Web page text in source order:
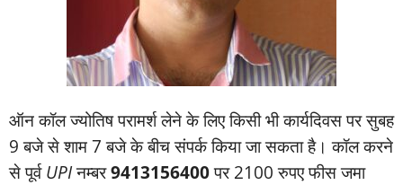
ऑन कॉल ज्‍योतिष परामर्श लेने के लिए किसी भी कार्यदिवस पर सुबह
9 बजे से शाम 7 बजे के बीच संपर्क किया जा सकता है। कॉल करने
से पूर्वUPIनम्‍बर9413156400पर 2100 रुपए फीस जमा